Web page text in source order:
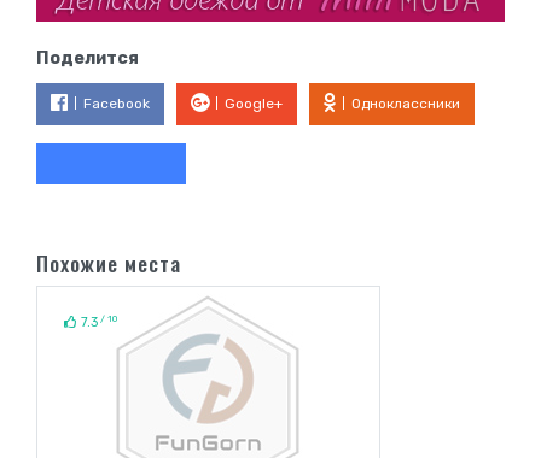
Поделится
Facebook Google+ Одноклассники
Похожие места
7.3 / 10